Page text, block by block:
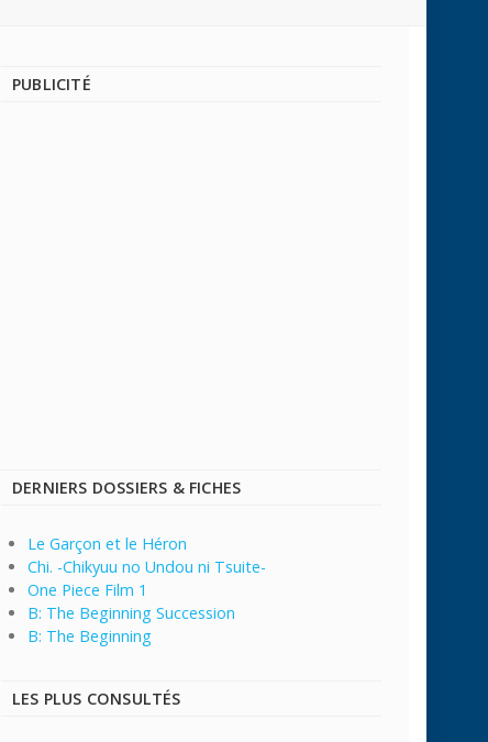
PUBLICITÉ
DERNIERS DOSSIERS & FICHES
Le Garçon et le Héron
Chi. -Chikyuu no Undou ni Tsuite-
One Piece Film 1
B: The Beginning Succession
B: The Beginning
LES PLUS CONSULTÉS